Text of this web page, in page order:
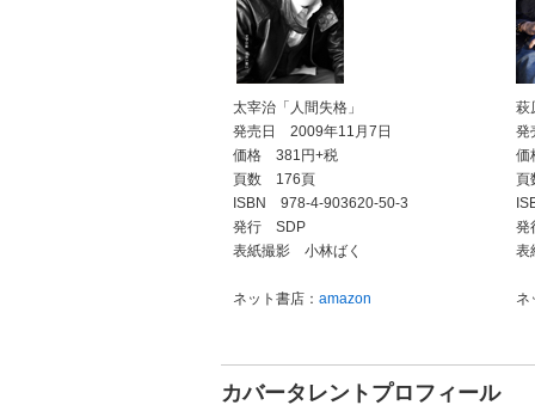
太宰治「人間失格」
発売日 2009年11月7日
価格 381円+税
頁数 176頁
ISBN 978-4-903620-50-3
発行 SDP
表紙撮影 小林ばく
ネット書店： amazon
萩
発
価
表
ネ
カバータレントプロフィール